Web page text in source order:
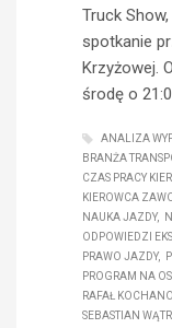
Truck
spotkanie
Krzyżowej.
środę o
ANALIZA
BRANŻA
CZAS PRACY
KIEROWCA
NAUKA JAZDY
ODPOWIEDZI
PRAWO JAZDY
PROGRAM NA OSI
RAFAŁ
SEBASTIAN